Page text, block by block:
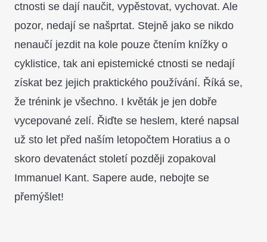
ctnosti se dají naučit, vypěstovat, vychovat. Ale
pozor, nedají se našprtat. Stejně jako se nikdo
nenaučí jezdit na kole pouze čtením knížky o
cyklistice, tak ani epistemické ctnosti se nedají
získat bez jejich praktického používání. Říká se,
že trénink je všechno. I květák je jen dobře
vycepované zelí. Řiďte se heslem, které napsal
už sto let před naším letopočtem Horatius a o
skoro devatenáct století později zopakoval
Immanuel Kant. Sapere aude, nebojte se
přemýšlet!